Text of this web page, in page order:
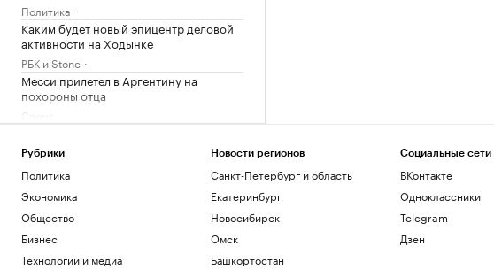
Политика
Каким будет новый эпицентр деловой
активности на Ходынке
РБК и Stone
Месси прилетел в Аргентину на
похороны отца
Спорт
Рубрики
Политика
Экономика
Общество
Бизнес
Технологии и медиа
Новости регионов
Санкт-Петербург и область
Екатеринбург
Новосибирск
Омск
Башкортостан
Социальные сети
ВКонтакте
Одноклассники
Telegram
Дзен